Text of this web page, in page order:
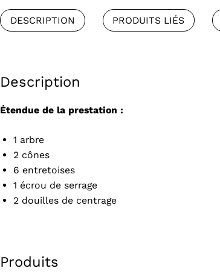
DESCRIPTION PRODUITS LIÉS
Description
Étendue de la prestation :
1 arbre
2 cônes
6 entretoises
1 écrou de serrage
2 douilles de centrage
Produits